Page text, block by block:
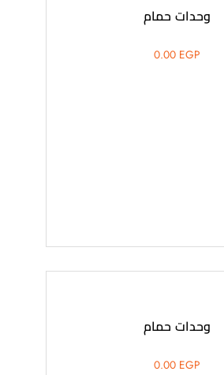
وحدات حمام
0.00 EGP
وحدات حمام
0.00 EGP